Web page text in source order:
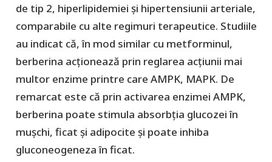
de tip 2, hiperlipidemiei și hipertensiunii arteriale,
comparabile cu alte regimuri terapeutice. Studiile
au indicat că, în mod similar cu metforminul,
berberina acționează prin reglarea acțiunii mai
multor enzime printre care AMPK, MAPK. De
remarcat este că prin activarea enzimei AMPK,
berberina poate stimula absorbția glucozei în
mușchi, ficat și adipocite și poate inhiba
gluconeogeneza în ficat.